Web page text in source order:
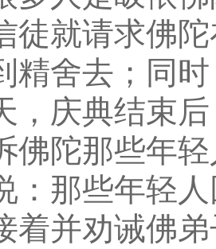
徒就请求佛
精舍去；同
，庆典结束
佛陀那些年
：那些年轻
着并劝诫佛